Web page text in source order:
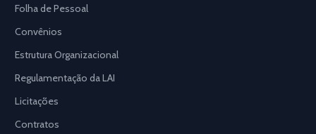
Folha de Pessoal
Convênios
Estrutura Organizacional
Regulamentação da LAI
Licitações
Contratos